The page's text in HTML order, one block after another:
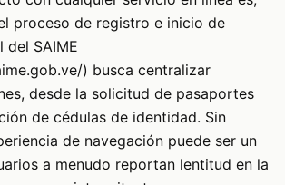
proceso de registro e inicio de
del SAIME
) busca centralizar
desde la solicitud de pasaportes
de cédulas de identidad. Sin
de navegación puede ser un
a menudo reportan lentitud en la